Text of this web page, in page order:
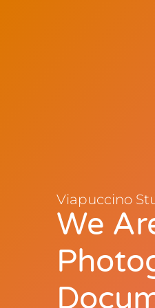
Viapuccino
We